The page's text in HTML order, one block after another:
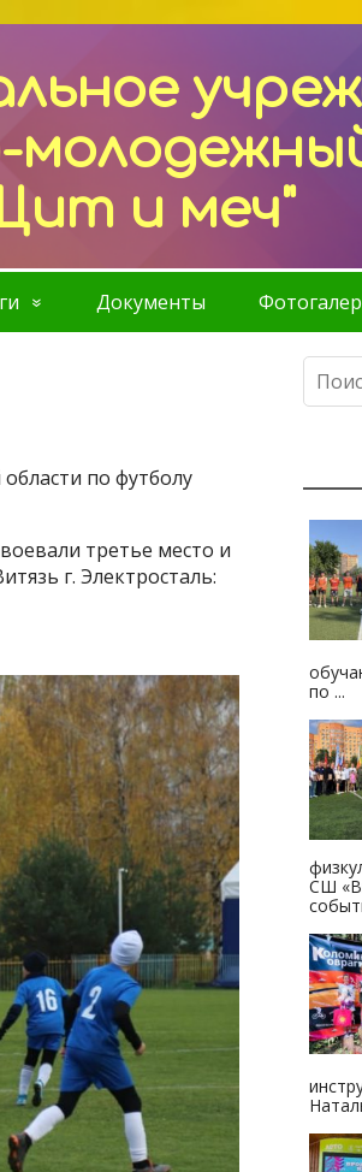
и меч"
Документы
по футболу
третье место и
г. Электросталь:
по...
СШ